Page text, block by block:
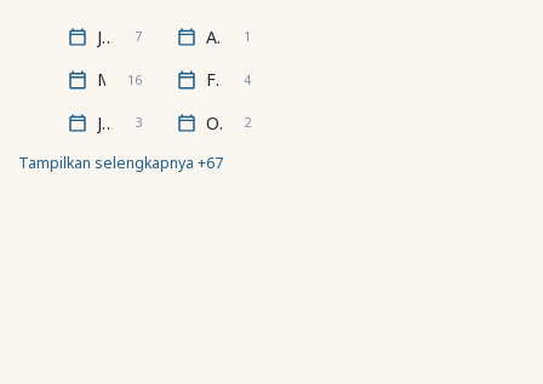
Juli 7 April 1
16 Februari 4
Januari 3 Oktober 2
Tampilkan selengkapnya +67